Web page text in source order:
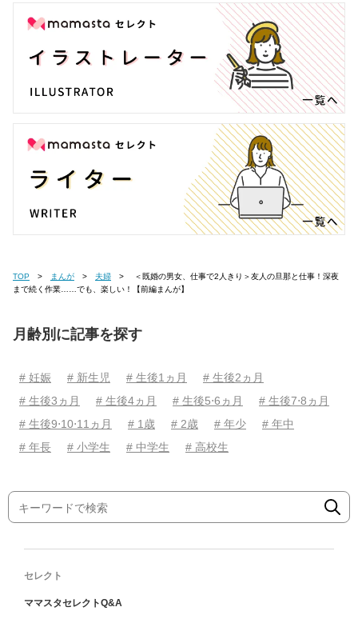
TOP まんが 夫婦
まで続く作業……でも、楽しい！【前編まんが】
月齢別に記事を探す
# 妊娠 # 新生児 # 生後1ヵ月
# 生後2ヵ月
# 生後3ヵ月
# 生後4ヵ月 # 生後5⋅6ヵ月
# 生後7⋅8ヵ月
# 生後9⋅10⋅11ヵ月
# 1歳 # 2歳 # 年少
# 年中
# 年長
# 小学生 # 中学生 # 高校生
セレクト
ママスタセレクトQ&A